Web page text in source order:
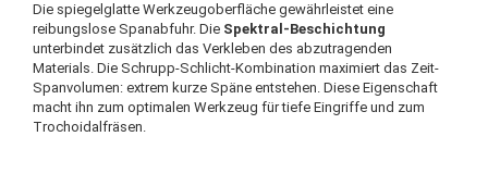
Die spiegelglatte Werkzeugoberfläche gewährleistet eine
reibungslose Spanabfuhr. Die Spektral-Beschichtung
unterbindet zusätzlich das Verkleben des abzutragenden
Materials. Die Schrupp-Schlicht-Kombination maximiert das Zeit-
Spanvolumen: extrem kurze Späne entstehen. Diese Eigenschaft
macht ihn zum optimalen Werkzeug für tiefe Eingriffe und zum
Trochoidalfräsen.